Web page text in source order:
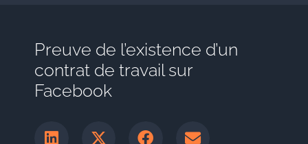
Preuve de l’existence d’un
contrat de travail sur
Facebook